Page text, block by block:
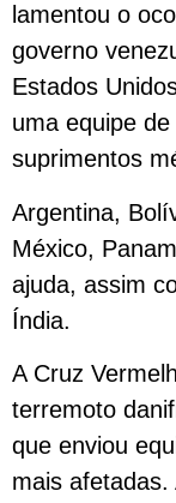
lamentou o
governo
Estados
uma equipe
suprimentos
Argentina,
México,
ajuda, assim
Índia.
A Cruz
terremoto
que enviou
mais afetadas.